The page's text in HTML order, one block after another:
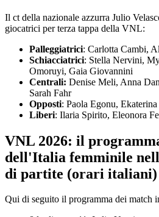
Il ct della nazionale azzurra Julio
giocatrici per terza tappa della VNL:
Palleggiatrici: Carlotta Cambi,
Schiacciatrici: Stella Nervini,
Omoruyi, Gaia Giovannini
Centrali: Denise Meli, Anna
Sarah Fahr
Opposti: Paola Egonu,
Liberi: Ilaria Spirito, Eleonora
VNL 2026: il
dell'Italia femminile
di partite (orari italiani)
Qui di seguito il programma dei match